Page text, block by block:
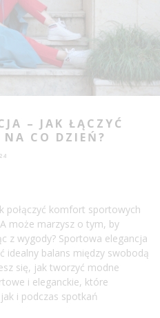
– JAK ŁĄCZYĆ
NA CO DZIEŃ?
połączyć komfort sportowych
może marzysz o tym, by
z wygody? Sportowa elegancja
idealny balans między swobodą
się, jak tworzyć modne
i eleganckie, które
i podczas spotkań